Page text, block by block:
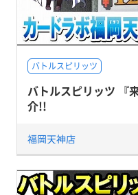
バトルスピリッツ
バトルスピリッツ 『
介!!
福岡天神店